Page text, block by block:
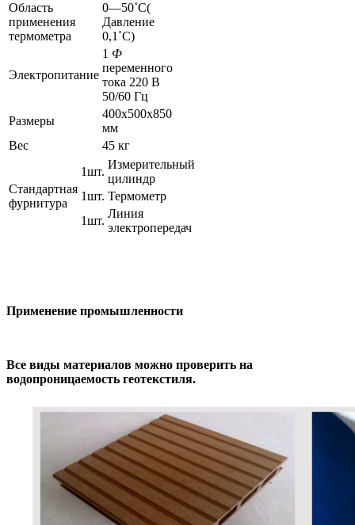
Область
применения
термометра
0—50˚C(
Давление
0,1˚C)
Электропитание
1 Ф
переменного
тока 220 В
50/60 Гц
Размеры
400x500x850
мм
Вес
45 кг
Стандартная
фурнитура
1шт.
Измерительный
цилиндр
1шт. Термометр
1шт.
Линия
электропередач
Применение промышленности
Все виды материалов можно проверить на
водопроницаемость геотекстиля.